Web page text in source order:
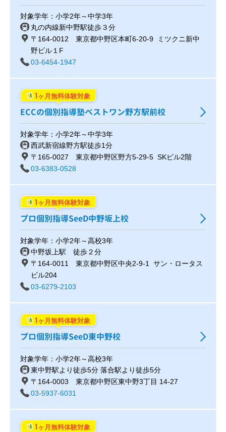
対象学年：小学2年～中学3年
丸の内線新中野駅徒歩３分
〒164-0012 東京都中野区本町6-20-9 ミツクニ新中
野ビル１F
03-6454-1947
1 ヶ月無料体験対象
ECCの個別指導塾ベストワン野方駅前校
対象学年：小学2年～中学3年
西武新宿線野方駅徒歩1分
〒165-0027 東京都中野区野方5-29-5 SKビル2階
03-6383-0528
1 ヶ月無料体験対象
プロ個別指導SeeD中野坂上校
対象学年：小学2年～高校3年
中野坂上駅 徒歩２分
〒164-0011 東京都中野区中央2-9-1 サン・ロータス
ビル204
03-6279-2103
1 ヶ月無料体験対象
プロ個別指導SeeD東中野校
対象学年：小学2年～高校3年
東中野駅より徒歩5分 落合駅より徒歩5分
〒164-0003 東京都中野区東中野3丁目 14-27
03-5937-6031
1 ヶ月無料体験対象